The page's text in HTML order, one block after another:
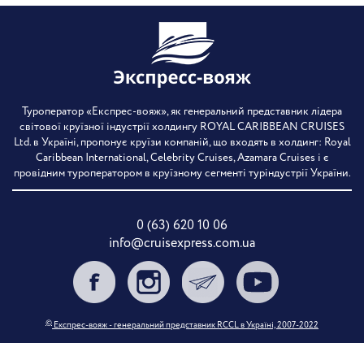
Туроператор «Експрес-вояж», як генеральний представник лідера
світової круїзної індустрії холдингу ROYAL CARIBBEAN CRUISES
Ltd. в Україні, пропонує круїзи компаній, що входять в холдинг: Royal
Caribbean International, Celebrity Cruises, Azamara Cruises і є
провідним туроператором в круїзному сегменті туріндустрії України.
0 (63) 620 10 06
info@cruisexpress.com.ua
© Експрес-вояж - генеральний представник RCCL в Україні, 2007-2022